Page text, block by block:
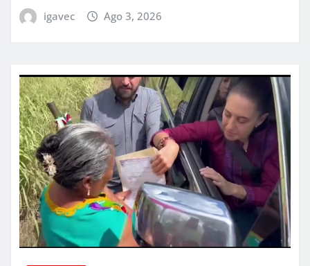
igavec Ago 3, 2026